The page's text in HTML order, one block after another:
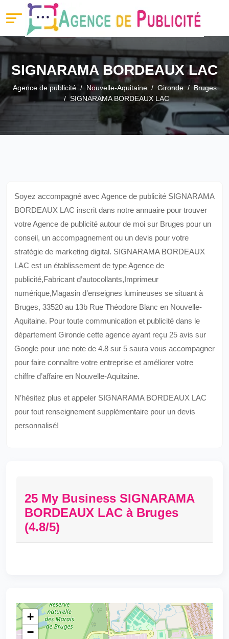
SIGNARAMA BORDEAUX LAC
Agence de publicité Nouvelle-Aquitaine Gironde
Bruges
SIGNARAMA BORDEAUX LAC
Soyez accompagné avec Agence de publicité SIGNARAMA
BORDEAUX LAC inscrit dans notre annuaire pour trouver
votre Agence de publicité autour de moi sur Bruges pour un
conseil, un accompagnement ou un devis pour votre
stratégie de marketing digital. SIGNARAMA BORDEAUX
LAC est un établissement de type Agence de
publicité,Fabricant d’autocollants,Imprimeur
numérique,Magasin d’enseignes lumineuses se situant à
Bruges, 33520 au 13b Rue Théodore Blanc en Nouvelle-
Aquitaine. Pour toute communication et publicité dans le
département Gironde cette agence ayant reçu 25 avis sur
Google pour une note de 4.8 sur 5 saura vous accompagner
pour faire connaître votre entreprise et améliorer votre
chiffre d’affaire en Nouvelle-Aquitaine.
N’hésitez plus et appeler SIGNARAMA BORDEAUX LAC
pour tout renseignement supplémentaire pour un devis
personnalisé!
25 My Business SIGNARAMA
BORDEAUX LAC à Bruges
(4.8/5)
+
−